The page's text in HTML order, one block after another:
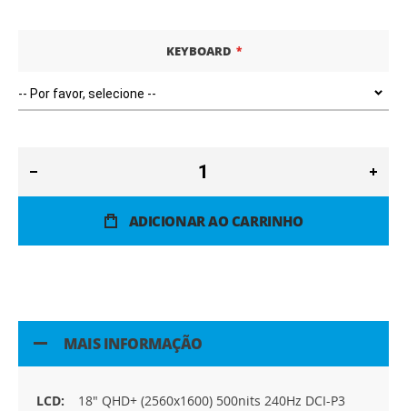
KEYBOARD
ADICIONAR AO CARRINHO
MAIS INFORMAÇÃO
Mais
18" QHD+ (2560x1600) 500nits 240Hz DCI-P3